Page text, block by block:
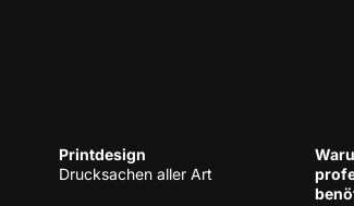
Print­de­sign
Druck­sa­chen aller Art